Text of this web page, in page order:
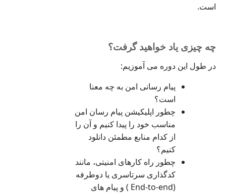
است.
چه چیزی یاد خواهید گرفت؟
در طول این دوره می آموزیم:
پیام رسانی امن به چه معنا
است؟
چطور اپلیکیشن پیام رسان امن
مناسب خود را پیدا کنیم و آن را
از کدام منابع مطمئن دانلود
کنیم؟
چطور راه کارهای امنیتی، مانند
کدگذاری سرتاسری یا دوطرفه
(End-to-end ) و پیام های